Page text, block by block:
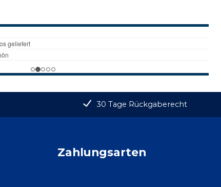
30 Tage Rückgaberecht
Zahlungsarten